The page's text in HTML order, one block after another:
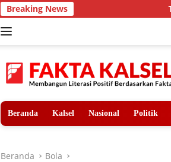
Breaking News Teror
Beranda Kalsel Nasional Politik
Beranda Bola